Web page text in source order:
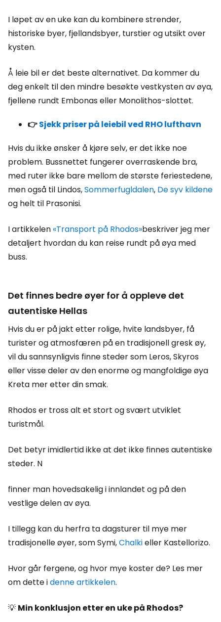
I løpet av en uke kan du kombinere strender,
historiske byer, fjellandsbyer, turstier og utsikt over
kysten.
Å leie bil er det beste alternativet. Da kommer du
deg enkelt til den mindre besøkte vestkysten av øya,
fjellene rundt Embonas eller Monolithos-slottet.
👉Sjekk priser på leiebil ved RHO lufthavn
Hvis du ikke ønsker å kjøre selv, er det ikke noe
problem. Bussnettet fungerer overraskende bra,
med ruter ikke bare mellom de største feriestedene,
men også til Lindos,Sommerfugldalen, De syv kildene
og helt til Prasonisi.
I artikkelen «Transport på Rhodos»beskriver jeg mer
detaljert hvordan du kan reise rundt på øya med
buss.
Det finnes bedre øyer for å oppleve det
autentiske Hellas
Hvis du er på jakt etter rolige, hvite landsbyer, få
turister og atmosfæren på en tradisjonell gresk øy,
vil du sannsynligvis finne steder som Leros, Skyros
eller visse deler av den enorme og mangfoldige øya
Kreta mer etter din smak.
Rhodos er tross alt et stort og svært utviklet
turistmål.
Det betyr imidlertid ikke at det ikke finnes autentiske
steder. N
finner man hovedsakelig i innlandet og på den
vestlige delen av øya.
I tillegg kan du herfra ta dagsturer til mye mer
tradisjonelle øyer, som Symi,Chalkieller Kastellorizo.
Hvor går fergene, og hvor mye koster de? Les mer
om dette idenne artikkelen.
💡 Min konklusjon etter en uke på Rhodos?